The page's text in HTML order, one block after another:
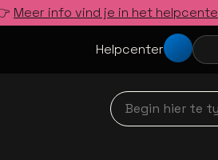
Meer info vind je in het
Helpcenter
Begin hier te